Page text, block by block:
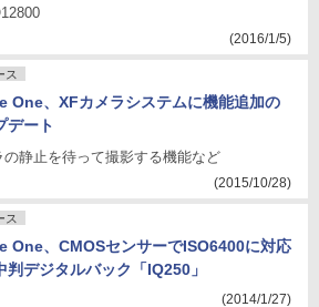
(2016/1/5)
ス
One、XFカメラシステムに機能追加の
デート
の静止を待って撮影する機能など
(2015/10/28)
ス
One、CMOSセンサーでISO6400に対応
判デジタルバック「IQ250」
(2014/1/27)